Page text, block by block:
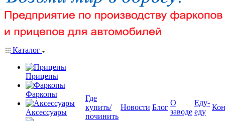
Каталог
Прицепы
Фаркопы
Аксессуары
Где
купить/
починить
Новости Блог
О
заводе
Еду-
еду